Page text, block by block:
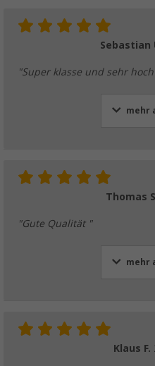
Lilie
6,50€
Sebastian
"Super klasse und sehr
mehr
Thomas
"Gute Qualität "
mehr
Klaus F.